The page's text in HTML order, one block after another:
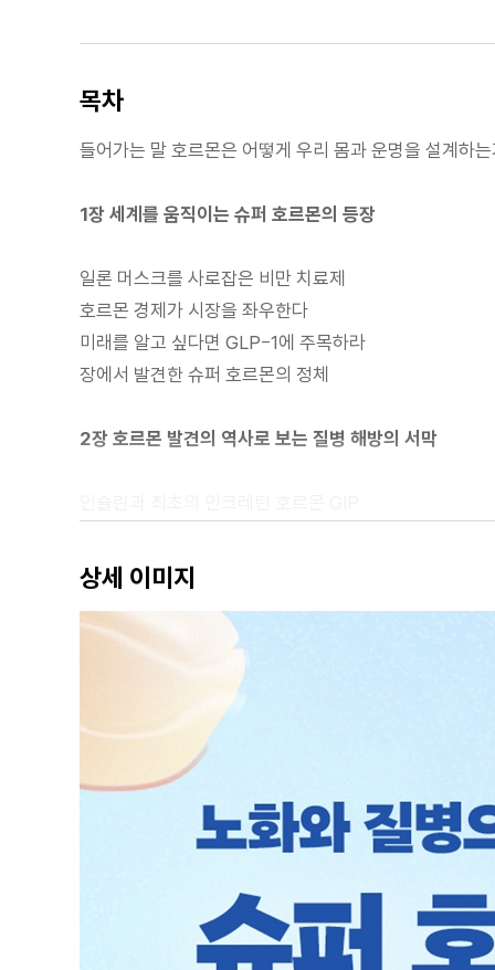
목차
들어가는 말 호르몬은 어떻게 우리 몸과 운명을 설계하
1장 세계를 움직이는 슈퍼 호르몬의 등장
일론 머스크를 사로잡은 비만 치료제
호르몬 경제가 시장을 좌우한다
미래를 알고 싶다면 GLP-1에 주목하라
장에서 발견한 슈퍼 호르몬의 정체
2장 호르몬 발견의 역사로 보는 질병 해방의 서막
기적의 비만약 위고비를 탄생시킨 여성 과학자
몸의 기능을 최적화하는 장-뇌 축의 비밀
건강을 결정하는 메커니즘 1: 호르몬
건강을 결정하는 메커니즘 2: 장 근육과 신경
건강을 결정하는 메커니즘 3: 장내 세균
인크레틴은 어떻게 슈퍼 호르몬이 되었나
상세 이미지